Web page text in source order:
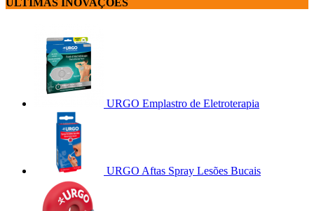
ÚLTIMAS INOVAÇÕES
URGO Emplastro de Eletroterapia
URGO Aftas Spray Lesões Bucais